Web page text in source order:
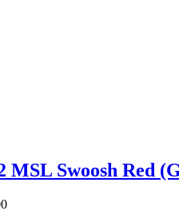
MSL Swoosh Red